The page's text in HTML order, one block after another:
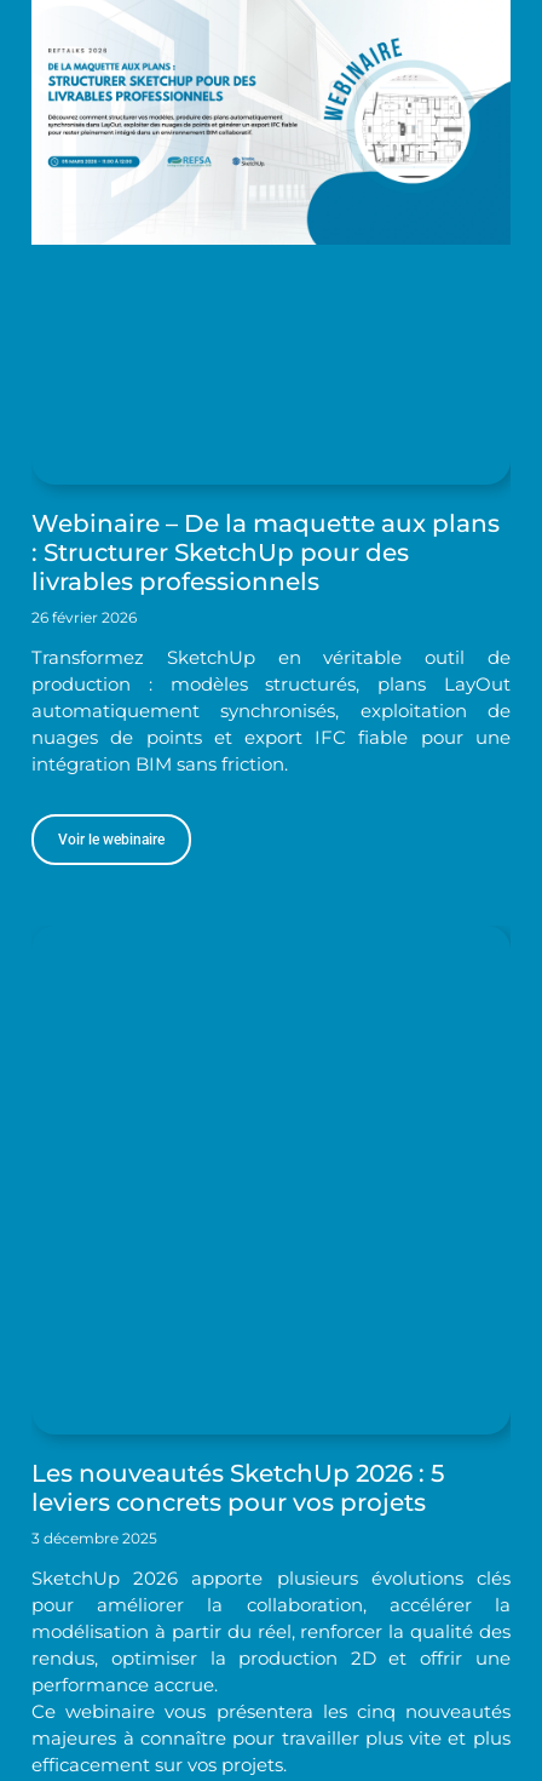
Webinaire – De la maquette aux plans
: Structurer SketchUp pour des
livrables professionnels
26 février 2026
Transformez SketchUp en véritable outil de
production : modèles structurés, plans LayOut
automatiquement synchronisés, exploitation de
nuages de points et export IFC fiable pour une
intégration BIM sans friction.
Voir le webinaire
Les nouveautés SketchUp 2026 : 5
leviers concrets pour vos projets
3 décembre 2025
SketchUp 2026 apporte plusieurs évolutions clés
pour améliorer la collaboration, accélérer la
modélisation à partir du réel, renforcer la qualité des
rendus, optimiser la production 2D et offrir une
performance accrue.
Ce webinaire vous présentera les cinq nouveautés
majeures à connaître pour travailler plus vite et plus
efficacement sur vos projets.